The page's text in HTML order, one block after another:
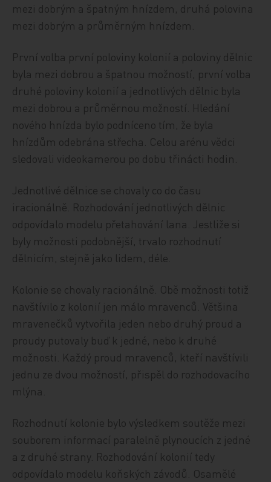
mezi dobrým a špatným hnízdem, druhá polovina
mezi dobrým a průměrným hnízdem.
První volba první poloviny kolonií a poloviny dělnic
byla mezi dobrou a špatnou možností, první volba
druhé poloviny kolonií a jednotlivých dělnic byla
mezi dobrou a průměrnou možností. Hledání
nového hnízda bylo podníceno tím, že byla
hnízdům odebrána střecha. Celou arénu vědci
sledovali videokamerou po dobu třinácti hodin.
Jednotlivé dělnice se chovaly co do času
iracionálně. Rozhodování jednotlivých dělnic
odpovídalo modelu přetahování lana. Jestliže si
byly možnosti podobnější, trvalo rozhodnutí
dělnicím, stejně jako lidem, déle.
Kolonie se chovaly racionálně. Obě možnosti totiž
navštívilo z kolonií jen málo mravenců. Většina
mravenečků vytvořila jeden nebo druhý proud a
proudy putovaly buď k jedné, nebo k druhé
možnosti. Každý proud mravenců, kteří navštívili
jednu ze dvou možností, přispěl do rozhodovacího
mlýna.
Rozhodnutí kolonie bylo výsledkem soutěže mezi
souborem informací paralelně plynoucích z jedné
a z druhé strany. Rozhodování kolonií tedy
odpovídalo modelu koňských závodů. Osamělé